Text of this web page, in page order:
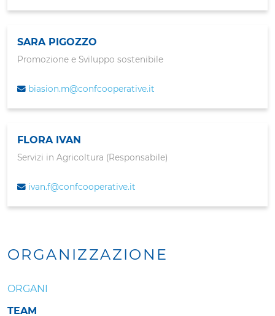
SARA PIGOZZO
Promozione e Sviluppo sostenibile
biasion.m@confcooperative.it
FLORA IVAN
Servizi in Agricoltura (Responsabile)
ivan.f@confcooperative.it
ORGANIZZAZIONE
ORGANI
TEAM